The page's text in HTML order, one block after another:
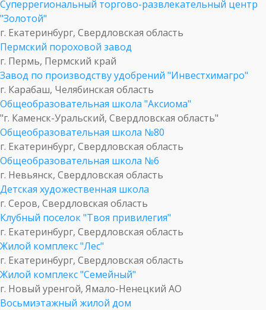
Суперрегиональный торгово-развлекательный центр
"Золотой"
г. Екатеринбург, Свердловская область
Пермский пороховой завод
г. Пермь, Пермский край
Завод по производству удобрений "Инвестхимагро"
г. Карабаш, Челябинская область
Общеобразовательная школа "Аксиома"
"г. Каменск-Уральский, Свердловская область"
Общеобразовательная школа №80
г. Екатеринбург, Свердловская область
Общеобразовательная школа №6
г. Невьянск, Свердловская область
Детская художественная школа
г. Серов, Свердловская область
Клубный поселок "Твоя привилегия"
г. Екатеринбург, Свердловская область
Жилой комплекс "Лес"
г. Екатеринбург, Свердловская область
Жилой комплекс "Семейный"
г. Новый уренгой, Ямало-Ненецкий АО
Восьмиэтажный жилой дом